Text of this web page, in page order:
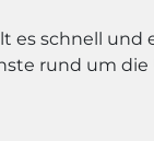
es schnell und
rund um die